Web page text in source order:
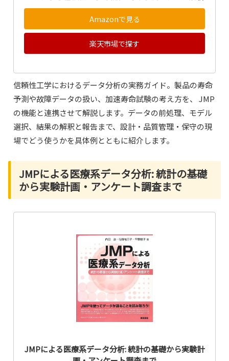
Amazonで見る
楽天市場で探す
信頼性工学におけるデータ分析の実務ガイド。製品の寿命
予測や故障データの扱い、加速寿命試験の考え方を、 JMP
の機能と連携させて解説します。データの前処理、モデル
選択、結果の解釈と報告まで、設計・品質管理・保守の現
場でどう使うかを具体例とともに紹介します。
JMPによる医療系データ分析: 統計の基礎
から実験計画・アンケート調査まで
JMPによる医療系データ分析: 統計の基礎から実験計